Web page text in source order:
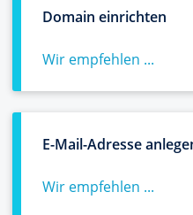
Domain einrichten
Wir empfehlen ...
E-Mail-Adresse
Wir empfehlen ...